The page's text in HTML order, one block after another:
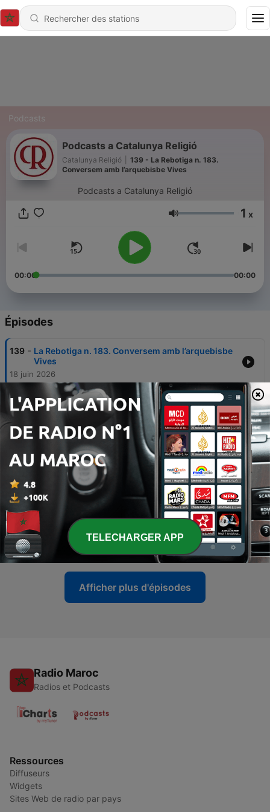
Podcasts
Podcasts a Catalunya Religió
Catalunya Religió
139 - La Rebotiga n. 183.
Conversem amb l’arquebisbe Vives
Podcasts a Catalunya Religió
Volume 1 x
00:00 00:00
Épisodes
139 - La Rebotiga n. 183. Conversem amb l’arquebisbe
Vives
18 juin 2026
138 - La Rebotiga n. 182. El Papa a Catalunya
11 juin 2026
137 -
La Rebotiga n. 181. Parlem amb Ramon Piqué
sobre 'Alça la Mirada'
04 juin 2026
136 - La Rebotiga n. 180. La visita del Papa, parlem amb
el bisbe Abadías
135 - La Rebotiga n. 179. Mare de Déu de la Cabeza
14 mai 2026
Afficher plus d'épisodes
Radio Maroc
Radios et Podcasts
Ressources
Diffuseurs
Widgets
Sites Web de radio par pays
TELECHARGER APP